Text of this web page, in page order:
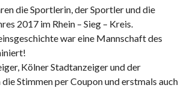
die Sportlerin, der Sportler und die
2017 im Rhein – Sieg – Kreis.
war eine Mannschaft des
Kölner Stadtanzeiger und der
Stimmen per Coupon und erstmals auch